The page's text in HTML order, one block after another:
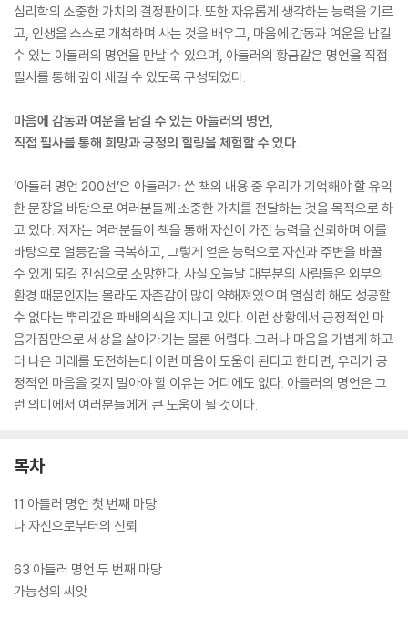
심리학의 소중한 가치의 결정판이다. 또한 자유롭게 생각하는 능력을 기르
고, 인생을 스스로 개척하며 사는 것을 배우고, 마음에 감동과 여운을 남길
수 있는 아들러의 명언을 만날 수 있으며, 아들러의 황금같은 명언을 직접
필사를 통해 깊이 새길 수 있도록 구성되었다.
마음에 감동과 여운을 남길 수 있는 아들러의 명언,
직접 필사를 통해 희망과 긍정의 힐링을 체험할 수 있다.
‘아들러 명언 200선’은 아들러가 쓴 책의 내용 중 우리가 기억해야 할 유익
한 문장을 바탕으로 여러분들께 소중한 가치를 전달하는 것을 목적으로 하
고 있다. 저자는 여러분들이 책을 통해 자신이 가진 능력을 신뢰하며 이를
바탕으로 열등감을 극복하고, 그렇게 얻은 능력으로 자신과 주변을 바꿀
수 있게 되길 진심으로 소망한다. 사실 오늘날 대부분의 사람들은 외부의
환경 때문인지는 몰라도 자존감이 많이 약해져있으며 열심히 해도 성공할
수 없다는 뿌리깊은 패배의식을 지니고 있다. 이런 상황에서 긍정적인 마
음가짐만으로 세상을 살아가기는 물론 어렵다. 그러나 마음을 가볍게 하고
더 나은 미래를 도전하는데 이런 마음이 도움이 된다고 한다면, 우리가 긍
정적인 마음을 갖지 말아야 할 이유는 어디에도 없다. 아들러의 명언은 그
런 의미에서 여러분들에게 큰 도움이 될 것이다.
목차
11 아들러 명언 첫 번째 마당
나 자신으로부터의 신뢰
63 아들러 명언 두 번째 마당
가능성의 씨앗